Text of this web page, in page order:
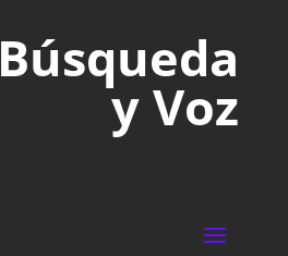
Búsqueda
y Voz